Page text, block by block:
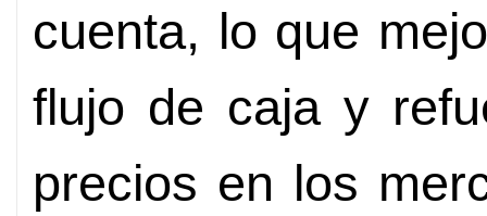
cuenta, lo que
flujo de caja y
precios en los